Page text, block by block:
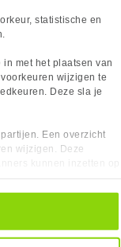
statistische en
in met het plaatsen van
wijzigen te
Deze sla je
Een overzicht
wijzigen. Deze
intrekken, dit doe je
‘Cookievoorkeuren’
39,90